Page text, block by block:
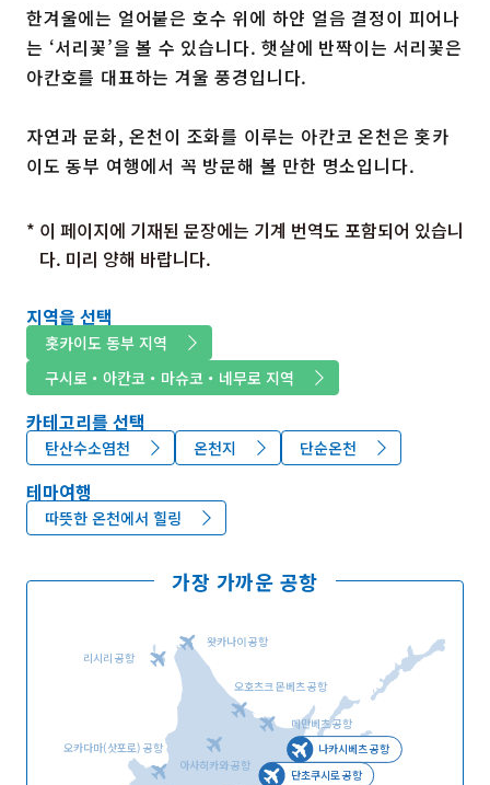
한겨울에는 얼어붙은 호수 위에 하얀 얼음 결정이 피어나
는 ‘서리꽃’을 볼 수 있습니다. 햇살에 반짝이는 서리꽃은
아칸호를 대표하는 겨울 풍경입니다.
자연과 문화, 온천이 조화를 이루는 아칸코 온천은 홋카
이도 동부 여행에서 꼭 방문해 볼 만한 명소입니다.
* 이 페이지에 기재된 문장에는 기계 번역도 포함되어 있습니
다. 미리 양해 바랍니다.
지역을 선택
홋카이도 동부 지역
구시로・아칸코・마슈코・네무로 지역
카테고리를 선택
탄산수소염천 온천지 단순온천
테마여행
따뜻한 온천에서 힐링
가장 가까운 공항
오카다마(삿포로) 공항
아사히카와 공항
왓카나이 공항
리시리 공항
오호츠크 몬베츠 공항
메만베츠 공항
나카시베츠 공항
단초쿠시로 공항